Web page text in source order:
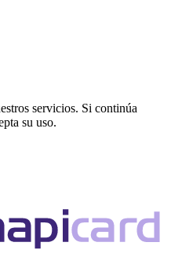
servicios. Si continúa
su uso.